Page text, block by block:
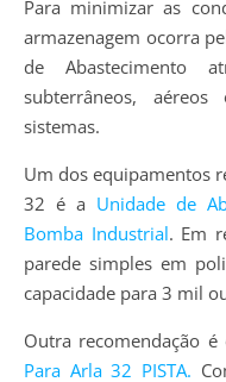
Para minimizar as
armazenagem ocorra
de Abastecimento
subterrâneos,
sistemas.
Um dos equipamentos
32 é a Unidade de
Bomba Industrial. Em
parede simples em
capacidade para 3 mil
Outra recomendação é
Para Arla 32 PISTA.